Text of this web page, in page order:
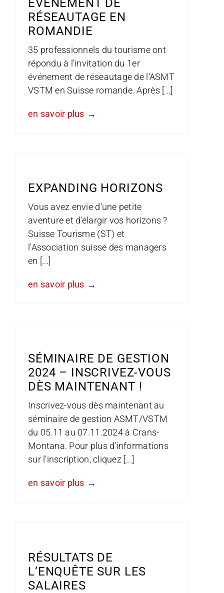
ÉVÉNEMENT DE
RÉSEAUTAGE EN
ROMANDIE
35 professionnels du tourisme ont
répondu à l'invitation du 1er
événement de réseautage de l'ASMT
VSTM en Suisse romande. Après [...]
en savoir plus
EXPANDING HORIZONS
Vous avez envie d'une petite
aventure et d'élargir vos horizons ?
Suisse Tourisme (ST) et
l'Association suisse des managers
en [...]
en savoir plus
SÉMINAIRE DE GESTION
2024 – INSCRIVEZ-VOUS
DÈS MAINTENANT !
Inscrivez-vous dès maintenant au
séminaire de gestion ASMT/VSTM
du 05.11 au 07.11.2024 à Crans-
Montana. Pour plus d'informations
sur l'inscription, cliquez [...]
en savoir plus
RÉSULTATS DE
L’ENQUÊTE SUR LES
SALAIRES